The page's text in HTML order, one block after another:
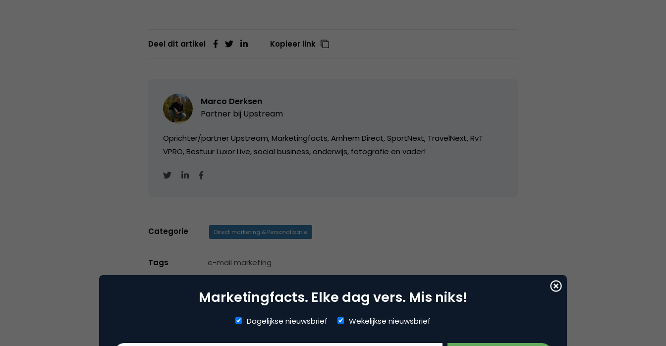
Deel dit artikel Kopieer link
Marco Derksen
Partner bij Upstream
Oprichter/partner Upstream, Marketingfacts, Arnhem Direct, SportNext, TravelNext, RvT
VPRO, Bestuur Luxor Live, social business, onderwijs, fotografie en vader!
Categorie Direct marketing & Personalisatie
Tags e-mail marketing
Marketingfacts. Elke dag vers. Mis niks!
Dagelijkse nieuwsbrief Wekelijkse nieuwsbrief